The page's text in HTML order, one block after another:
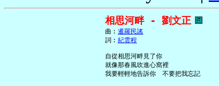
相思河畔 - 劉文正
     曲︰
暹羅民謠
     詞︰
紀雲程
     自從相思河畔見了你
     就像那春風吹進心窩裡
     我要輕輕地告訴你　不要把我忘記